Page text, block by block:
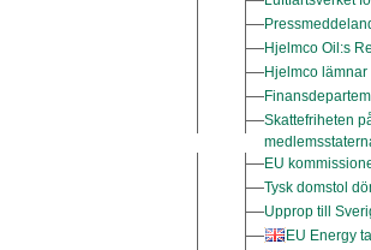
Hjelmco Oil:s
Hjelmco
Skattefriheten
EU
Tysk domstol
Upprop till
EU Energy